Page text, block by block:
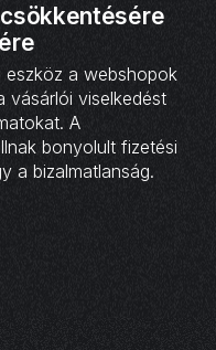
eszköz a webshopok
vásárlói viselkedést
A
bonyolult fizetési
a bizalmatlanság.